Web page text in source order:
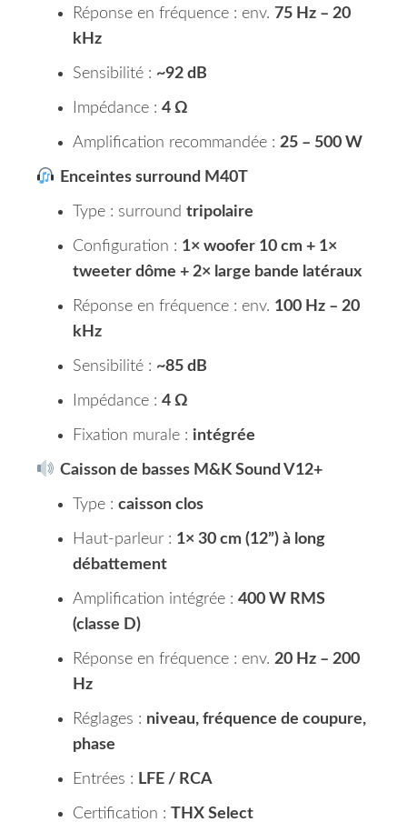
Réponse en fréquence : env. 75 Hz – 20
kHz
Sensibilité : ~92 dB
Impédance : 4 Ω
Amplification recommandée : 25 – 500 W
Enceintes surround M40T
Type : surround tripolaire
Configuration : 1× woofer 10 cm + 1×
tweeter dôme + 2× large bande latéraux
Réponse en fréquence : env. 100 Hz – 20
kHz
Sensibilité : ~85 dB
Impédance : 4 Ω
Fixation murale : intégrée
Caisson de basses M&K Sound V12+
Type : caisson clos
Haut-parleur : 1× 30 cm (12”) à long
débattement
Amplification intégrée : 400 W RMS
(classe D)
Réponse en fréquence : env. 20 Hz – 200
Hz
Réglages : niveau, fréquence de coupure,
phase
Entrées : LFE / RCA
Certification : THX Select